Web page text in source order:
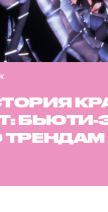
БЬЮТИ-